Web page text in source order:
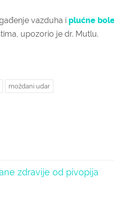
vazduha i plućne
upozorio je dr. Mutlu.
moždani udar
zdravije od pivopija